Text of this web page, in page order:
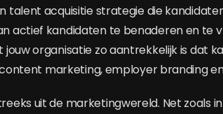
talent acquisitie strategie die
actief kandidaten te benaderen en te
organisatie zo aantrekkelijk is dat
marketing, employer branding
uit de marketingwereld. Net zoals